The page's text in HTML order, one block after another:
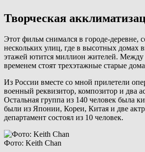
Творческая
Этот фильм снимался в городе-деревне,
нескольких улиц, где в высотных домах
этажей ютится миллион жителей. Между
временем стоят трехэтажные старые
Из России вместе со мной прилетели
военный реквизитор, композитор и два
Остальная группа из 140 человек была
были из Японии, Кореи, Китая и две
департамент состоял из 10 человек.
Фото: Keith Chan